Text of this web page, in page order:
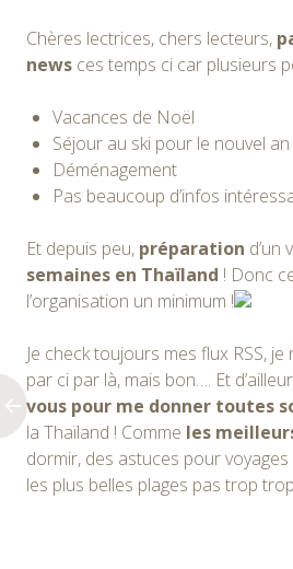
Chères lectrices, chers lecteurs,
news ces temps ci car plusieurs
Vacances de Noël
Séjour au ski pour le nouvel an
Déménagement
Pas beaucoup d’infos
Et depuis peu, préparation d’un
semaines en Thaïland ! Donc
l’organisation un minimum !
Je check toujours mes flux RSS,
par ci par là, mais bon…. Et
vous pour me donner toutes
la Thaïland ! Comme les
dormir, des astuces pour voyages
les plus belles plages pas trop